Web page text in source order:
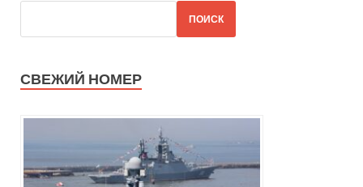
ПОИСК
СВЕЖИЙ НОМЕР